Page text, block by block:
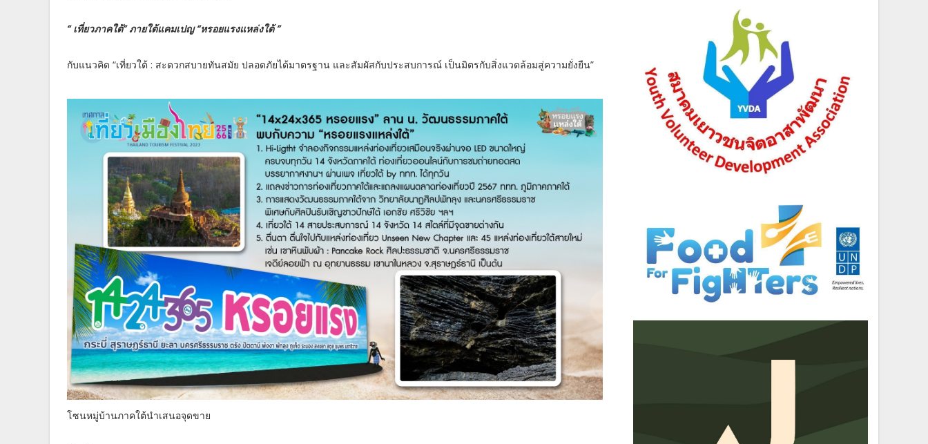
“ เที่ยวภาคใต้” ภายใต้แคมเปญ “หรอยแรงแหล่งใต้ ”
กับแนวคิด “เที่ยวใต้ : สะดวกสบายทันสมัย ปลอดภัยได้มาตรฐาน และสัมผัสกับประสบการณ์ เป็นมิตรกับสิ่งแวดล้อมสู่ความยั่งยืน”
โซนหมู่บ้านภาคใต้นำเสนอจุดขาย